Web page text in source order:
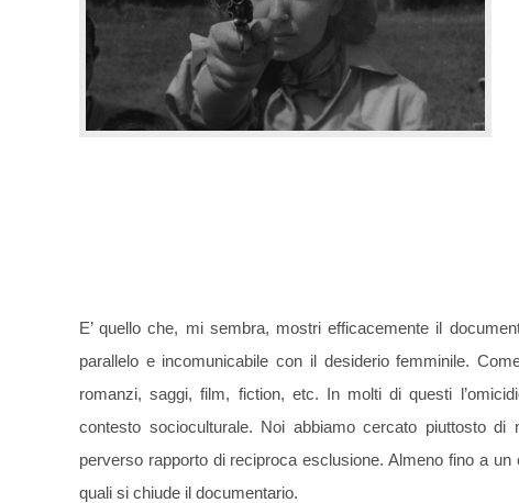
E’ quello che, mi sembra, mostri efficacemente il
parallelo e incomunicabile con il desiderio femminile.
romanzi, saggi, film, fiction, etc. In molti di questi
contesto socioculturale. Noi abbiamo cercato piuttosto
perverso rapporto di reciproca esclusione. Almeno fino a
quali si chiude il documentario.